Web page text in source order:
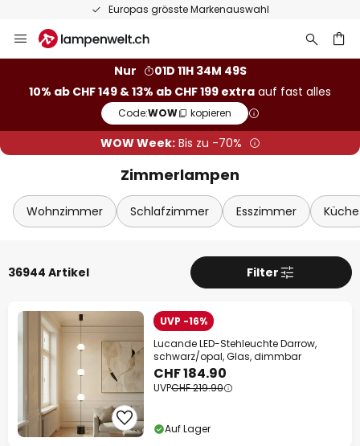
50 Tage kostenlose Retoure
Inhalt
Nur
01D 11H 34M 47S
10% ab CHF 149 & 13% ab CHF 199 extra auf fast alles
Code:WOW kopieren
WOW Week:Bis zu -70%
Zimmerlampen
Wohnzimmer Schlafzimmer Esszimmer Küche
36944 Artikel Filter
UVP -16%
Lucande LED-Stehleuchte Darrow,
schwarz/opal, Glas, dimmbar
CHF 184.90
UVPCHF 219.90
Auf Lager
Extra Rabatt
10% Rabattab CHF 149
13% Rabattab CHF 199
auf fast alles*
Ihr Code:WOW kopieren
Jetzt einlösen